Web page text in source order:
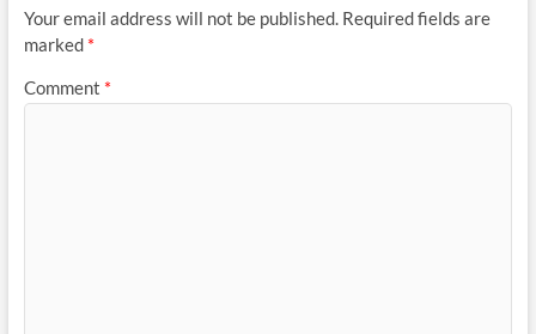
Your email address will not be published. Required fields are
marked *
Comment *